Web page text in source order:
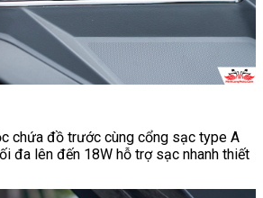
chứa đồ trước cùng cổng sạc type A
đa lên đến 18W hỗ trợ sạc nhanh thiết